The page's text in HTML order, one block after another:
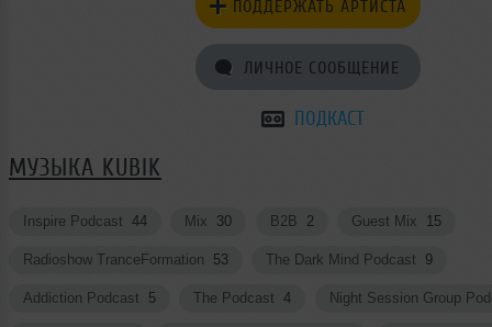
ПОДДЕРЖАТЬ АРТИСТА
ЛИЧНОЕ СООБЩЕНИЕ
ПОДКАСТ
МУЗЫКА KUBIK
Inspire Podcast 44 Mix 30 B2B 2 Guest Mix 15
Radioshow TranceFormation 53 The Dark Mind Podcast 9
Addiction Podcast 5 The Podcast 4 Night Session Group